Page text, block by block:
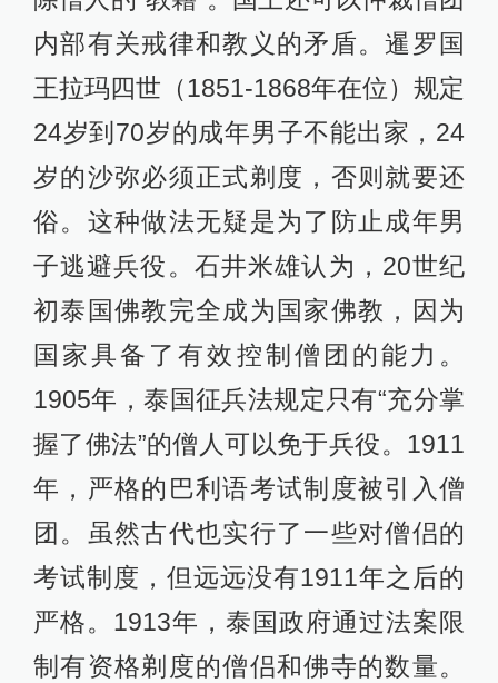
内部有关戒律和教义的矛盾。暹罗国
王拉玛四世（1851-1868年在位）规定
24岁到70岁的成年男子不能出家，24
岁的沙弥必须正式剃度，否则就要还
俗。这种做法无疑是为了防止成年男
子逃避兵役。石井米雄认为，20世纪
初泰国佛教完全成为国家佛教，因为
国家具备了有效控制僧团的能力。
1905年，泰国征兵法规定只有“充分掌
握了佛法”的僧人可以免于兵役。1911
年，严格的巴利语考试制度被引入僧
团。虽然古代也实行了一些对僧侣的
考试制度，但远远没有1911年之后的
严格。1913年，泰国政府通过法案限
制有资格剃度的僧侣和佛寺的数量。